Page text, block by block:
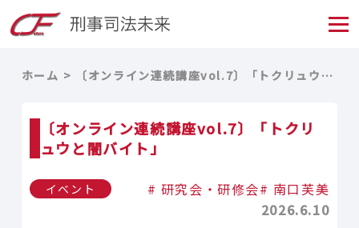
ホーム 〔オンライン連続講座vol.7〕「トクリュウと闇バイト」
〔オンライン連続講座vol.7〕「トクリ
ュウと闇バイト」
イベント 研究会・研修会
南口芙美
2026.6.10